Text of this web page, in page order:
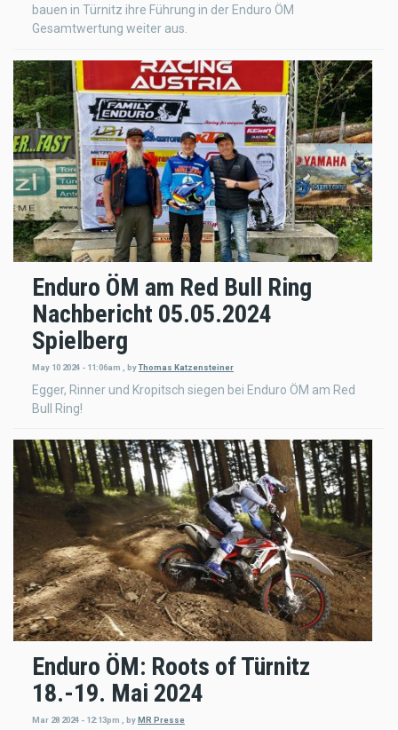
bauen in Türnitz ihre Führung in der Enduro ÖM
Gesamtwertung weiter aus.
Enduro ÖM am Red Bull Ring
Nachbericht 05.05.2024
Spielberg
May 10 2024 - 11:06am byThomas Katzensteiner
Egger, Rinner und Kropitsch siegen bei Enduro ÖM am Red
Bull Ring!
Enduro ÖM: Roots of Türnitz
18.-19. Mai 2024
Mar 28 2024 - 12:13pm byMR Presse